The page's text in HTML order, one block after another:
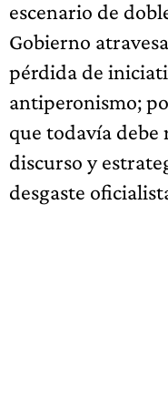
escenario de
Gobierno
pérdida de
antiperonismo;
que todavía debe
discurso y
desgaste